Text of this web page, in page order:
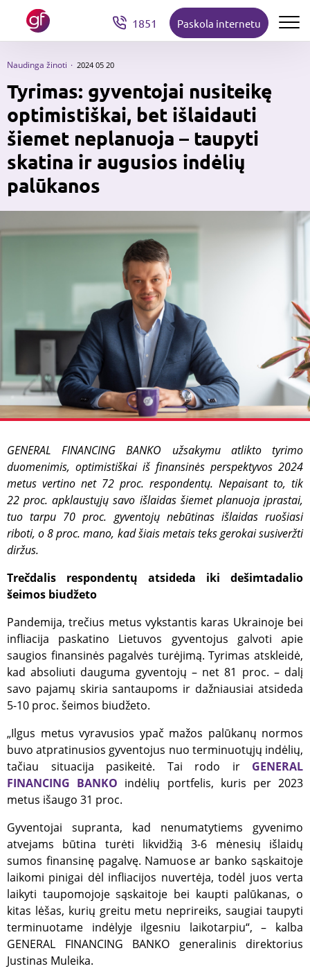
1851 Paskola internetu
Naudinga žinoti 2024 05 20
Tyrimas: gyventojai nusiteikę
optimistiškai, bet išlaidauti
šiemet neplanuoja – taupyti
skatina ir augusios indėlių
palūkanos
GENERAL FINANCING BANKO užsakymu atlikto tyrimo
duomenimis, optimistiškai iš finansinės perspektyvos 2024
metus vertino net 72 proc. respondentų. Nepaisant to, tik
22 proc. apklaustųjų savo išlaidas šiemet planuoja įprastai,
tuo tarpu 70 proc. gyventojų nebūtinas išlaidas ruošiasi
riboti, o 8 proc. mano, kad šiais metais teks gerokai susiveržti
diržus.
Trečdalis respondentų atsideda iki dešimtadalio
šeimos biudžeto
Pandemija, trečius metus vykstantis karas Ukrainoje bei
infliacija paskatino Lietuvos gyventojus galvoti apie
saugios finansinės pagalvės turėjimą. Tyrimas atskleidė,
kad absoliuti dauguma gyventojų – net 81 proc. – dalį
savo pajamų skiria santaupoms ir dažniausiai atsideda
5-10 proc. šeimos biudžeto.
„Ilgus metus vyravusios ypač mažos palūkanų normos
buvo atpratinusios gyventojus nuo terminuotųjų indėlių,
tačiau situacija pasikeitė. Tai rodo ir GENERAL
FINANCING BANKO indėlių portfelis, kuris per 2023
metus išaugo 31 proc.
Gyventojai supranta, kad nenumatytiems gyvenimo
atvejams būtina turėti likvidžią 3-6 mėnesių išlaidų
sumos finansinę pagalvę. Namuose ar banko sąskaitoje
laikomi pinigai dėl infliacijos nuvertėja, todėl juos verta
laikyti taupomojoje sąskaitoje bei kaupti palūkanas, o
kitas lėšas, kurių greitu metu neprireiks, saugiai taupyti
terminuotame indėlyje ilgesniu laikotarpiu“, – kalba
GENERAL FINANCING BANKO generalinis direktorius
Justinas Muleika.